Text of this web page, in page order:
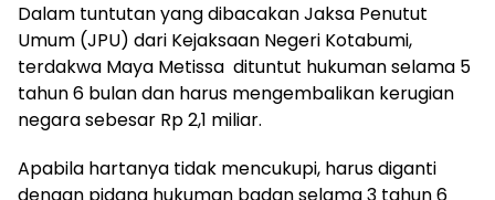
Dalam tuntutan yang dibacakan Jaksa Penutut
Umum (JPU) dari Kejaksaan Negeri Kotabumi,
terdakwa Maya Metissa dituntut hukuman selama 5
tahun 6 bulan dan harus mengembalikan kerugian
negara sebesar Rp 2,1 miliar.
Apabila hartanya tidak mencukupi, harus diganti